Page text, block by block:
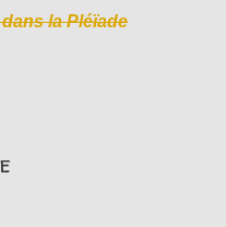
la Pléïade